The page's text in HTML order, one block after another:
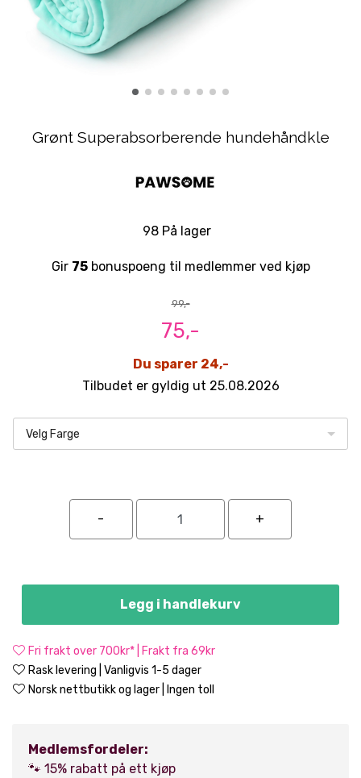
Grønt Superabsorberende hundehåndkle
98 På lager
Gir 75bonuspoeng til medlemmer ved kjøp
99,-
75,-
Du sparer 24,-
Tilbudet er gyldig ut 25.08.2026
Velg Farge
Legg i handlekurv
Fri frakt over 700kr* | Frakt fra 69kr
Rask levering | Vanligvis 1-5 dager
Norsk nettbutikk og lager | Ingen toll
Medlemsfordeler:
🐾 15% rabatt på ett kjøp